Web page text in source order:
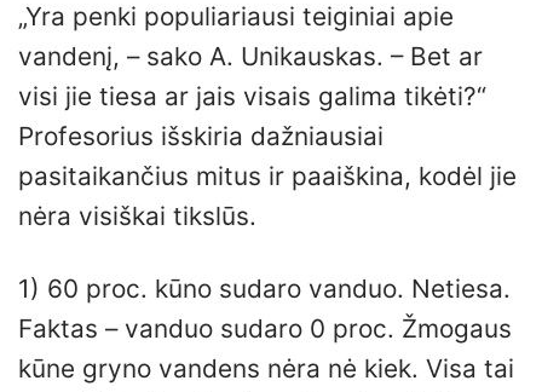
„Yra penki populiariausi teiginiai apie
vandenį, – sako A. Unikauskas. – Bet ar
visi jie tiesa ar jais visais galima tikėti?“
Profesorius išskiria dažniausiai
pasitaikančius mitus ir paaiškina, kodėl jie
nėra visiškai tikslūs.
1) 60 proc. kūno sudaro vanduo. Netiesa.
Faktas – vanduo sudaro 0 proc. Žmogaus
kūne gryno vandens nėra nė kiek. Visa tai